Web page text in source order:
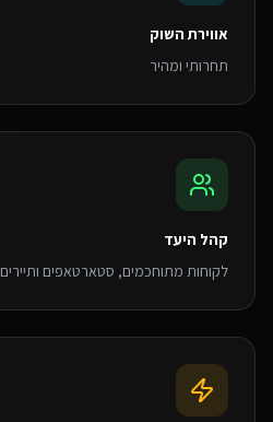
אווירת השוק
תחרותי ומהיר
קהל היעד
לקוחות מתוחכמים, סטארטאפים ותיירים